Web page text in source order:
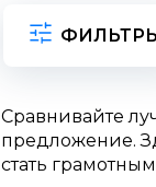
Сравнивайте
предложение.
стать